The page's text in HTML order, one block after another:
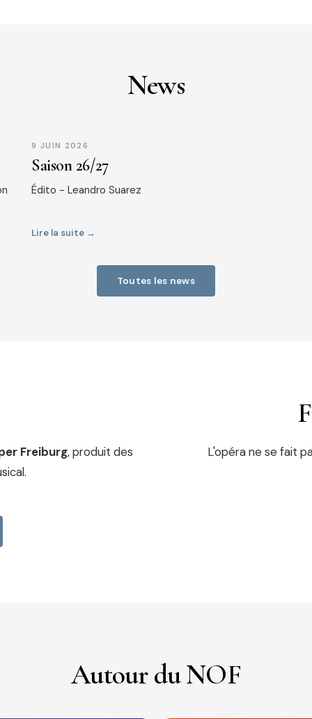
News
9 JUIN 2026
Saison 26/27
Édito - Leandro Suarez
Lire la suite →
Toutes les news
Freiburg, produit des
L'opéra ne se fait
Autour du NOF